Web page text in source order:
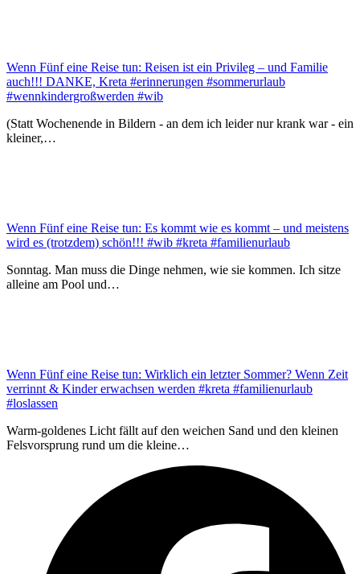
Wenn Fünf eine Reise tun: Reisen ist ein Privileg – und Familie
auch!!! DANKE, Kreta #erinnerungen #sommerurlaub
#wennkindergroßwerden #wib
(Statt Wochenende in Bildern - an dem ich leider nur krank war - ein
kleiner,…
Wenn Fünf eine Reise tun: Es kommt wie es kommt – und meistens
wird es (trotzdem) schön!!! #wib #kreta #familienurlaub
Sonntag. Man muss die Dinge nehmen, wie sie kommen. Ich sitze
alleine am Pool und…
Wenn Fünf eine Reise tun: Wirklich ein letzter Sommer? Wenn Zeit
verrinnt & Kinder erwachsen werden #kreta #familienurlaub
#loslassen
Warm-goldenes Licht fällt auf den weichen Sand und den kleinen
Felsvorsprung rund um die kleine…